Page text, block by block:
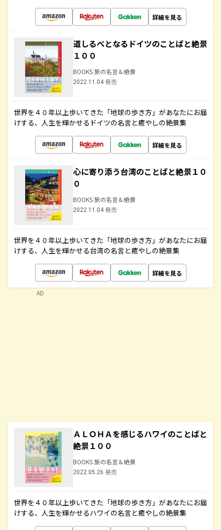
詳細を見る
道しるべとなるドイツのことばと絶景
１００
BOOKS 旅の名言＆絶景
2022.11.04 発売
世界を４０年以上歩いてきた「地球の歩き方」があなたにお届
けする、人生を輝かせるドイツの名言と癒やしの絶景集
詳細を見る
心に寄り添う台湾のことばと絶景１０
０
BOOKS 旅の名言＆絶景
2022.11.04 発売
世界を４０年以上歩いてきた「地球の歩き方」があなたにお届
けする、人生を輝かせる台湾の名言と癒やしの絶景集
詳細を見る
ＡＬＯＨＡを感じるハワイのことばと
絶景１００
BOOKS 旅の名言＆絶景
2022.05.26 発売
世界を４０年以上歩いてきた「地球の歩き方」があなたにお届
けする、人生を輝かせるハワイの名言と癒やしの絶景集
AD